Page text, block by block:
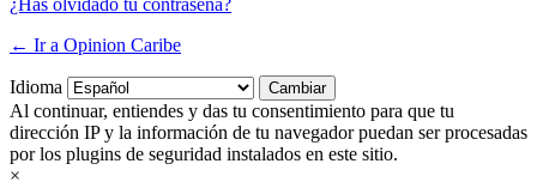
¿Has olvidado tu contraseña?
← Ir a Opinion Caribe
Idioma
Al continuar, entiendes y das tu consentimiento para que tu
dirección IP y la información de tu navegador puedan ser procesadas
por los plugins de seguridad instalados en este sitio.
×